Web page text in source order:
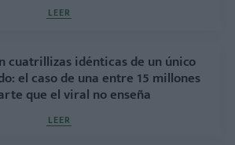
LEER
cuatrillizas idénticas de un único
el caso de una entre 15 millones
que el viral no enseña
LEER